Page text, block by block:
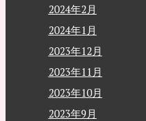
2024年2月
2024年1月
2023年12月
2023年11月
2023年10月
2023年9月